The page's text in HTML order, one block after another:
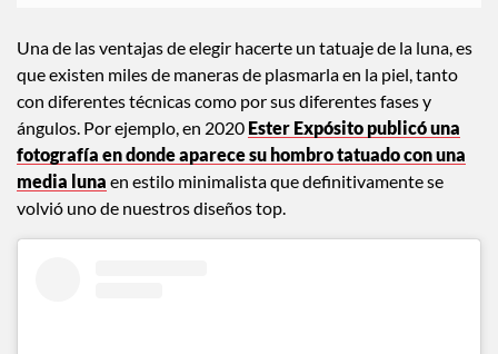
Una de las ventajas de elegir hacerte un tatuaje de la luna, es
que existen miles de maneras de plasmarla en la piel, tanto
con diferentes técnicas como por sus diferentes fases y
ángulos. Por ejemplo, en 2020 Ester Expósito publicó una
fotografía en donde aparece su hombro tatuado con una
media luna en estilo minimalista que definitivamente se
volvió uno de nuestros diseños top.